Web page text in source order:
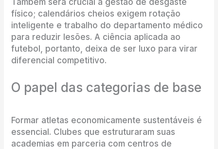
físico; calendários cheios exigem rotação
inteligente e trabalho do departamento médico
para reduzir lesões. A ciência aplicada ao
futebol, portanto, deixa de ser luxo para virar
diferencial competitivo.
O papel das categorias de base
Formar atletas economicamente sustentáveis é
essencial. Clubes que estruturaram suas
academias em parceria com centros de